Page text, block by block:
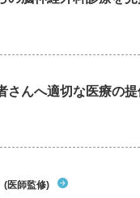
さんへ適切な医療の
(医師監修)